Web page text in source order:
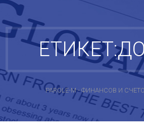
PAROLE-M - ФИНАНСОВ И